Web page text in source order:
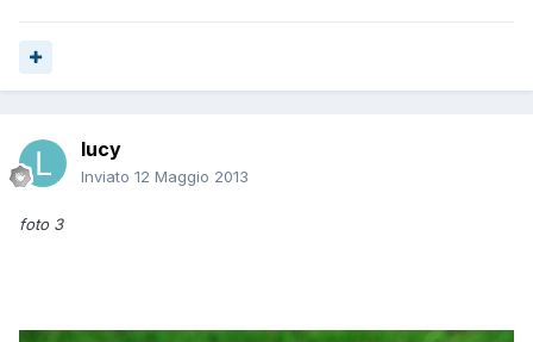
lucy
Inviato 12 Maggio 2013
foto 3